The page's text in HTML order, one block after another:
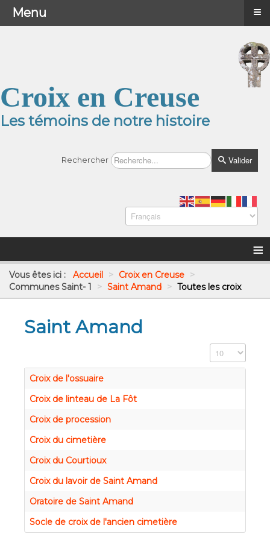
Croix en Creuse
Les témoins de notre histoire
Rechercher Valider
≡
Vous êtes ici : Accueil > Croix en Creuse >
Communes Saint- 1
> Saint Amand > Toutes les croix
Saint Amand
Affichage #
Croix de l'ossuaire
Croix de linteau de La Fôt
Croix de procession
Croix du cimetière
Croix du Courtioux
Croix du lavoir de Saint Amand
Oratoire de Saint Amand
Socle de croix de l'ancien cimetière
Menu ≡
Menu ≡